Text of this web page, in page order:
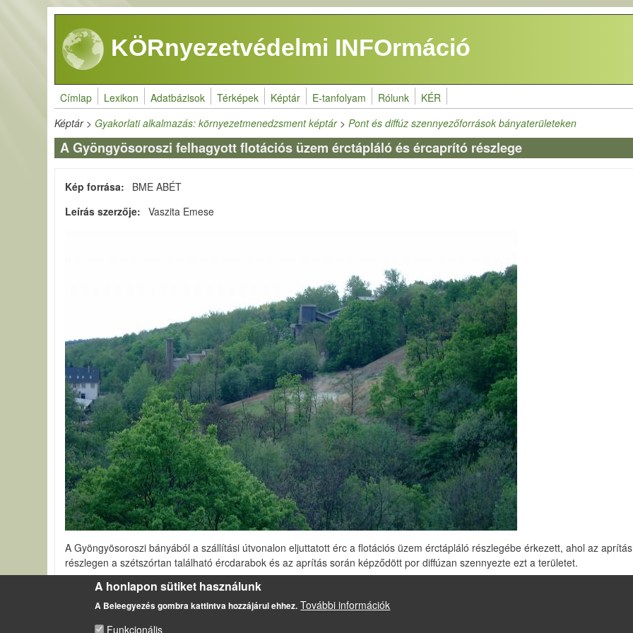
Ugrás a tartalomra
KÖRnyezetvédelmi INFOrmáció
Címlap Lexikon Adatbázisok Térképek Képtár E-tanfolyam Rólunk KÉR
Képtár>Gyakorlati alkalmazás: környezetmenedzsment képtár>Pont és diffúz szennyezőforrások bányaterületeken
A Gyöngyösoroszi felhagyott flotációs üzem érctápláló és ércaprító részlege
Kép forrása
BME ABÉT
Leírás szerzője
Vaszita Emese
A Gyöngyösoroszi bányából a szállítási útvonalon eljuttatott érc a flotációs üzem érctápláló részlegébe érkezett, ahol az
részlegen a szétszórtan található ércdarabok és az aprítás során képződött por diffúzan szennyezte ezt a területet.
Pont és diffúz szennyezőforrások bányaterületeken
A honlapon sütiket használunk
A Beleegyezés gombra kattintva hozzájárul ehhez. További információk
Funkcionális